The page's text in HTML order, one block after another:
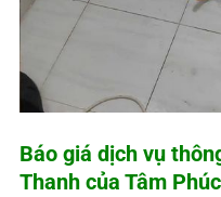
Báo giá dịch vụ
Thanh của Tâm Phúc